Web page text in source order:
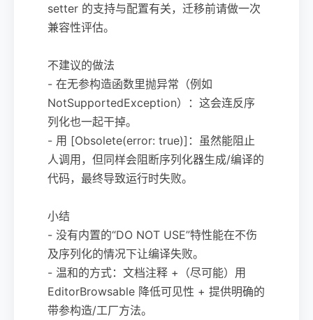
setter 的支持与配置有关，迁移前请做一次
兼容性评估。
不建议的做法
- 在无参构造函数里抛异常（例如
NotSupportedException）：这会连反序
列化也一起干掉。
- 用 [Obsolete(error: true)]：虽然能阻止
人调用，但同样会阻断序列化器生成/编译的
代码，最终导致运行时失败。
小结
- 没有内置的“DO NOT USE”特性能在不伤
及序列化的情况下让编译失败。
- 温和的方式：文档注释 +（尽可能）用
EditorBrowsable 降低可见性 + 提供明确的
带参构造/工厂方法。